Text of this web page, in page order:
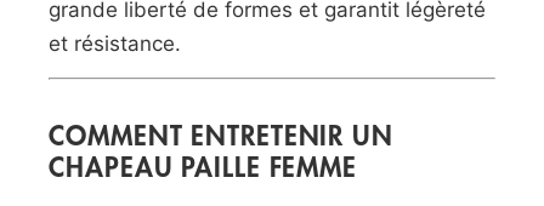
grande liberté de formes et garantit légèreté
et résistance.
COMMENT ENTRETENIR UN
CHAPEAU PAILLE FEMME